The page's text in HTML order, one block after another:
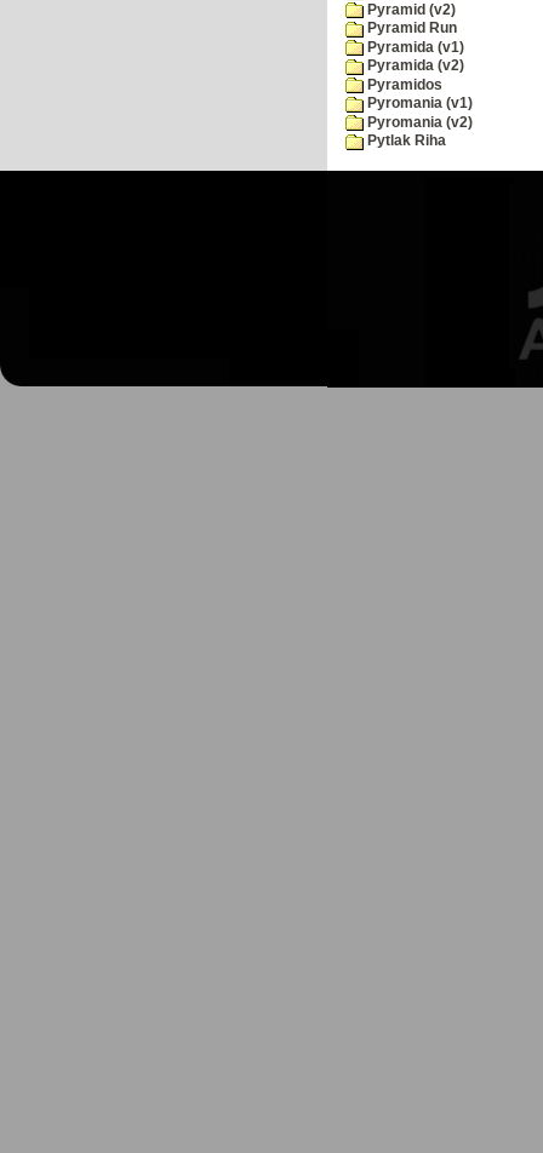
Pyramid (v2)
Pyramid Run
Pyramida (v1)
Pyramida (v2)
Pyramidos
Pyromania (v1)
Pyromania (v2)
Pytlak Riha